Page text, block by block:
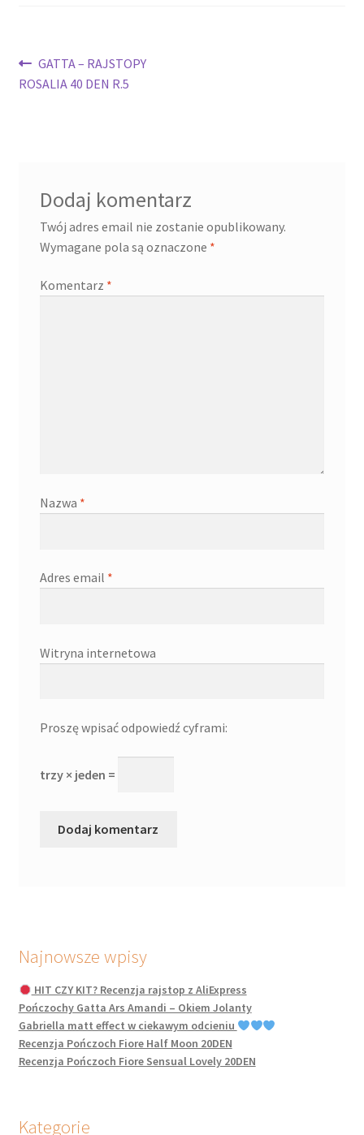
Nawigacja
wpisu
Poprzedni
wpis:
GATTA – RAJSTOPY
ROSALIA 40 DEN R.5
Dodaj komentarz
Twój adres email nie zostanie opublikowany.
Wymagane pola są oznaczone *
Komentarz *
Nazwa *
Adres email *
Witryna internetowa
Proszę wpisać odpowiedź cyframi:
trzy × jeden =
Najnowsze wpisy
HIT CZY KIT? Recenzja rajstop z AliExpress
Pończochy Gatta Ars Amandi – Okiem Jolanty
Gabriella matt effect w ciekawym odcieniu
Recenzja Pończoch Fiore Half Moon 20DEN
Recenzja Pończoch Fiore Sensual Lovely 20DEN
Kategorie